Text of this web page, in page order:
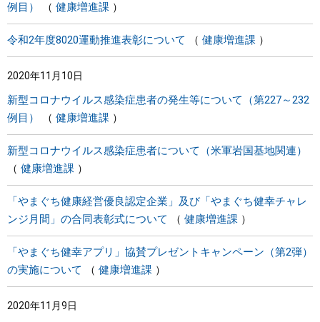
例目）
健康増進課
令和2年度8020運動推進表彰について 健康増進課
2020年11月10日
新型コロナウイルス感染症患者の発生等について（第227～232
例目）
健康増進課
新型コロナウイルス感染症患者について（米軍岩国基地関連）
健康増進課
「やまぐち健康経営優良認定企業」及び「やまぐち健幸チャレ
ンジ月間」の合同表彰式について
健康増進課
「やまぐち健幸アプリ」協賛プレゼントキャンペーン（第2弾）
の実施について
健康増進課
2020年11月9日